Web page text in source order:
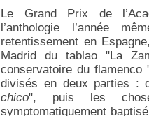
Le Grand Prix de
l’anthologie l’année
retentissement en
Madrid du tablao "La
conservatoire du
divisés en deux parties :
chico", puis les
symptomatiquement